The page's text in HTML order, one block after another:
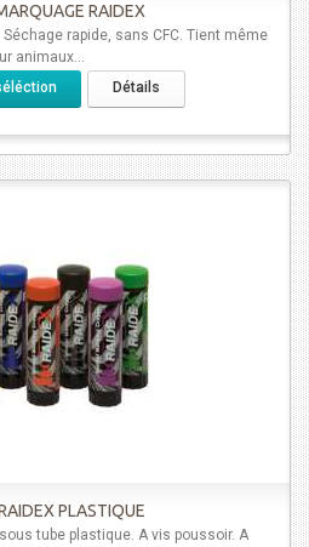
RAIDEX
rapide, sans CFC. Tient même
animaux...
Détails
PLASTIQUE
tube plastique. A vis poussoir. A